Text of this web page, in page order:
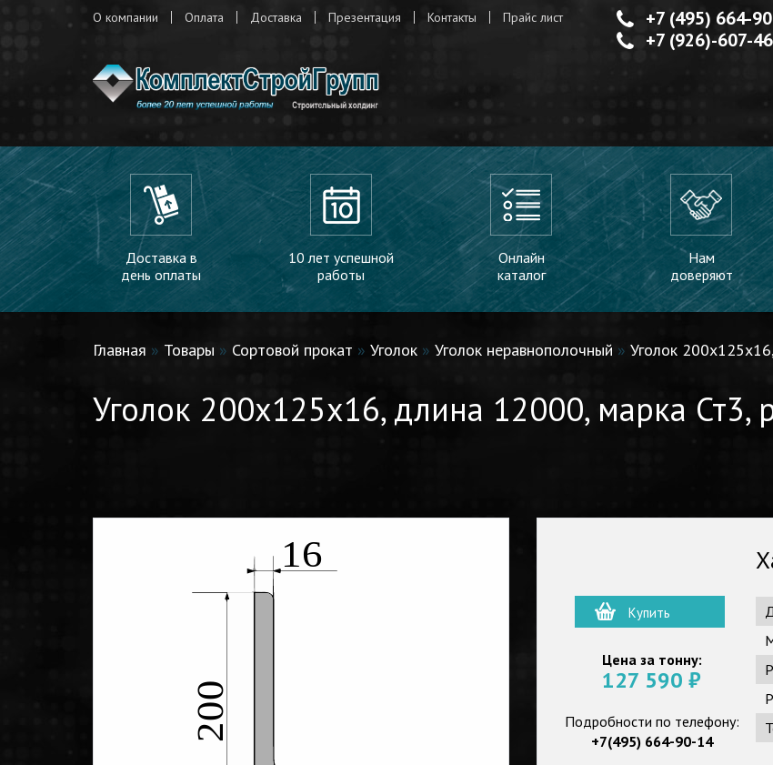
О компании Оплата Доставка Презентация Контакты Прайс лист
+7 (495) 664-
+7 (926)-607-
Доставка в
день оплаты
10 лет успешной
работы
Онлайн
каталог
Нам
доверяют
Главная » Товары » Сортовой прокат » Уголок » Уголок неравнополочный » Уголок
Уголок 200x125x16, длина 12000, марка Ст3,
200
16
Купить
Цена за тонну:
127 590₽
Подробности по телефону:
+7(495) 664-90-14